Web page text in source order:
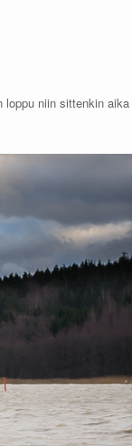
loppu niin sittenkin aika